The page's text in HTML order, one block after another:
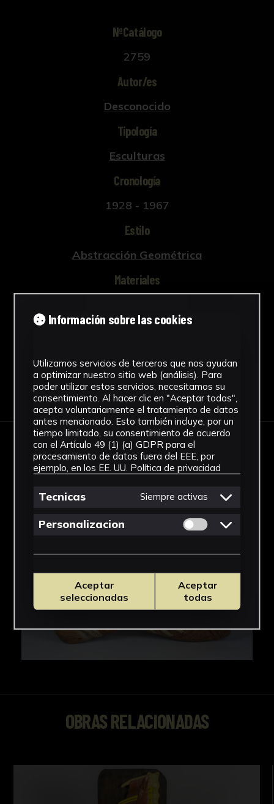
NºCatálogo
2759
Autor/es
Desconocido
Tipología
Esculturas
Cronología
1928 - 1967
Estilo
Abstracción Geométrica
Materiales
Ver más
Descargar Ficha
IMÁGENES
OBRAS RELACIONADAS
Información sobre las cookies
Utilizamos servicios de terceros que nos ayudan
a optimizar nuestro sitio web (análisis). Para
poder utilizar estos servicios, necesitamos su
consentimiento. Al hacer clic en "Aceptar todas",
acepta voluntariamente el tratamiento de datos
antes mencionado. Esto también incluye, por un
tiempo limitado, su consentimiento de acuerdo
con el Artículo 49 (1) (a) GDPR para el
procesamiento de datos fuera del EEE, por
ejemplo, en los EE. UU. Política de privacidad
Tecnicas Siempre activas
Personalizacion Permitir cookies
Aceptar
seleccionadas
Aceptar
todas